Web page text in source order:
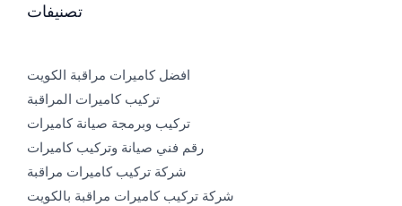
تصنيفات
افضل كاميرات مراقبة الكويت
تركيب كاميرات المراقبة
تركيب وبرمجة صيانة كاميرات
رقم فني صيانة وتركيب كاميرات
شركة تركيب كاميرات مراقبة
شركة تركيب كاميرات مراقبة بالكويت